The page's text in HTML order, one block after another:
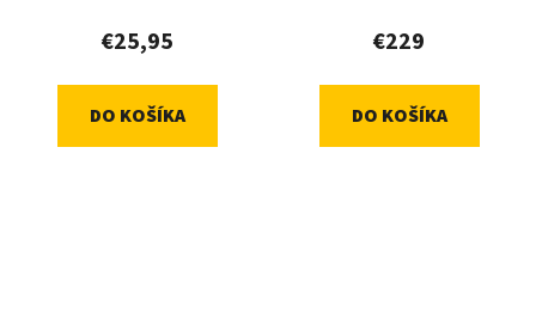
€25,95
DO KOŠÍKA
€229
DO KOŠÍKA